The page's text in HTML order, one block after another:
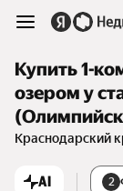
Купить 1-
озером у
Краснодарский
AI 2